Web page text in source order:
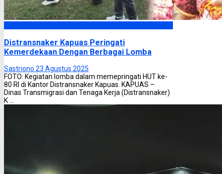
Distransnaker Kapuas Peringati
Kemerdekaan Dengan Berbagai Lomba
Sastriono 23 Agustus 2025
FOTO: Kegiatan lomba dalam memepringati HUT ke-
80 RI di Kantor Distransnaker Kapuas. KAPUAS –
Dinas Transmigrasi dan Tenaga Kerja (Distransnaker)
K ...